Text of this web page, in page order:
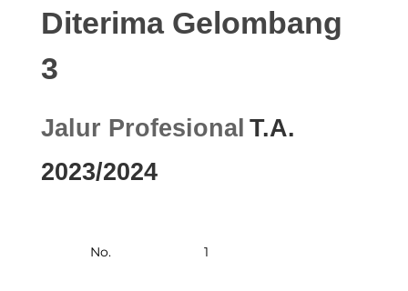
Diterima Gelombang
3
Jalur Profesional T.A.
2023/2024
No. 1